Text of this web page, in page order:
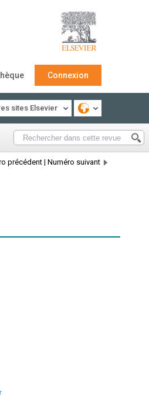
Connexion
sites Elsevier
précédent| Numéro suivant